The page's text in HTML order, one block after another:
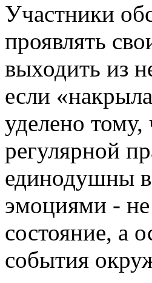
Участники
проявлять
выходить из
если
уделено
регулярной
единодушны
эмоциями - не
состояние, а
события